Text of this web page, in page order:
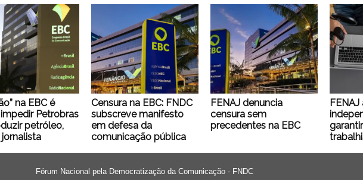
na EBC é
Petrobras
petróleo,
Censura na EBC: FNDC
subscreve manifesto
em defesa da
comunicação pública
FENAJ denuncia
censura sem
precedentes na EBC
Fórum Nacional pela Democratização da Comunicação - FNDC